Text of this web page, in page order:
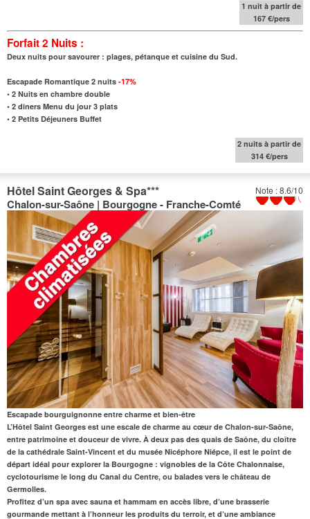
1 nuit à partir de
167 €/pers
Forfait 2 Nuits :
Deux nuits pour savourer : plages, pétanque et cuisine du Sud.
Escapade Romantique 2 nuits -17%
• 2 Nuits en chambre double
• 2 diners Menu du jour 3 plats
• 2 Petits Déjeuners Buffet
2 nuits à partir de
314 €/pers
Note : 8.6/10
Hôtel Saint Georges & Spa***
Chalon-sur-Saône | Bourgogne - Franche-Comté
Escapade bourguignonne entre charme et bien-être
L’Hôtel Saint Georges est une escale de charme au cœur de Chalon-sur-Saône,
entre patrimoine et douceur de vivre. À deux pas des quais de Saône, du cloître
de la cathédrale Saint-Vincent et du musée Nicéphore Niépce, il est le point de
départ idéal pour explorer la Bourgogne : vignobles de la Côte Chalonnaise,
cyclotourisme le long du Canal du Centre, ou balades vers le château de
Germolles.
Profitez d’un spa avec sauna et hammam en accès libre, d’une brasserie
gourmande mettant à l’honneur les produits du terroir, et d’une ambiance